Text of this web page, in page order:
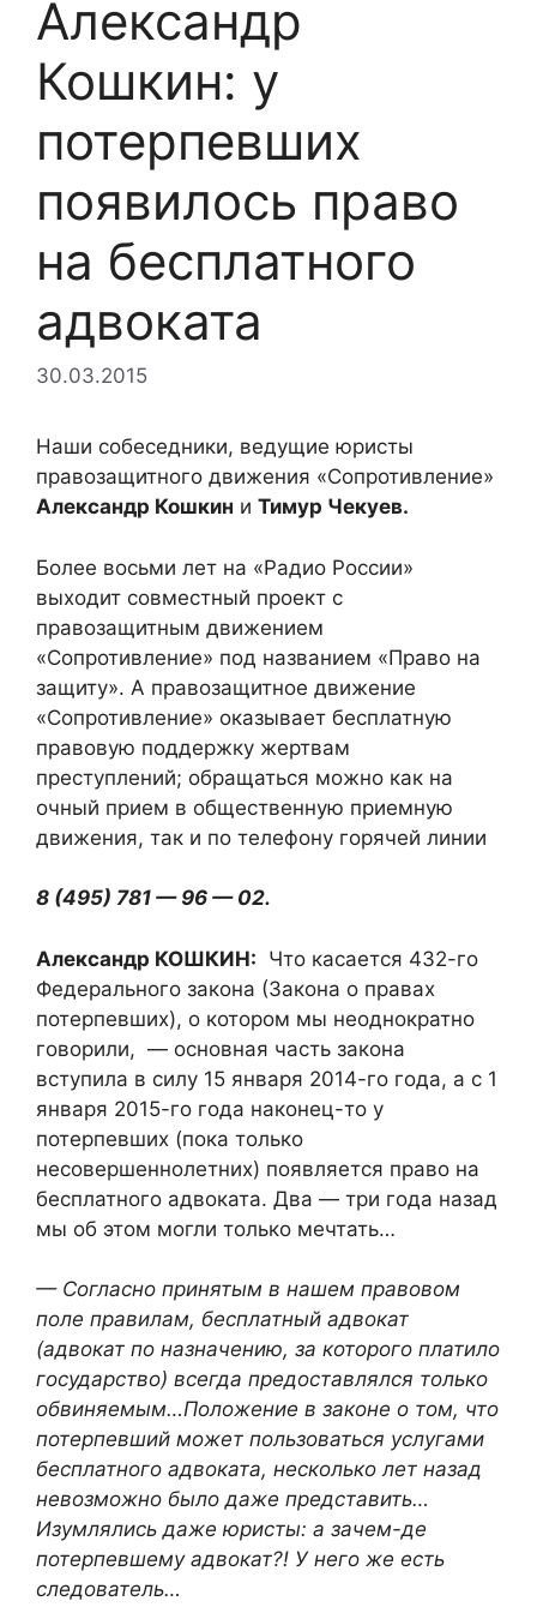
Александр
Кошкин: у
потерпевших
появилось право
на бесплатного
адвоката
30.03.2015
Наши собеседники, ведущие юристы
правозащитного движения «Сопротивление»
Александр Кошкин и Тимур Чекуев.
Более восьми лет на «Радио России»
выходит совместный проект с
правозащитным движением
«Сопротивление» под названием «Право на
защиту». А правозащитное движение
«Сопротивление» оказывает бесплатную
правовую поддержку жертвам
преступлений; обращаться можно как на
очный прием в общественную приемную
движения, так и по телефону горячей линии
8 (495) 781 — 96 — 02.
Александр КОШКИН: Что касается 432-го
Федерального закона (Закона о правах
потерпевших), о котором мы неоднократно
говорили, — основная часть закона
вступила в силу 15 января 2014-го года, а с 1
января 2015-го года наконец-то у
потерпевших (пока только
несовершеннолетних) появляется право на
бесплатного адвоката. Два — три года назад
мы об этом могли только мечтать…
— Согласно принятым в нашем правовом
поле правилам, бесплатный адвокат
(адвокат по назначению, за которого платило
государство) всегда предоставлялся только
обвиняемым…Положение в законе о том, что
потерпевший может пользоваться услугами
бесплатного адвоката, несколько лет назад
невозможно было даже представить…
Изумлялись даже юристы: а зачем-де
потерпевшему адвокат?! У него же есть
следователь…